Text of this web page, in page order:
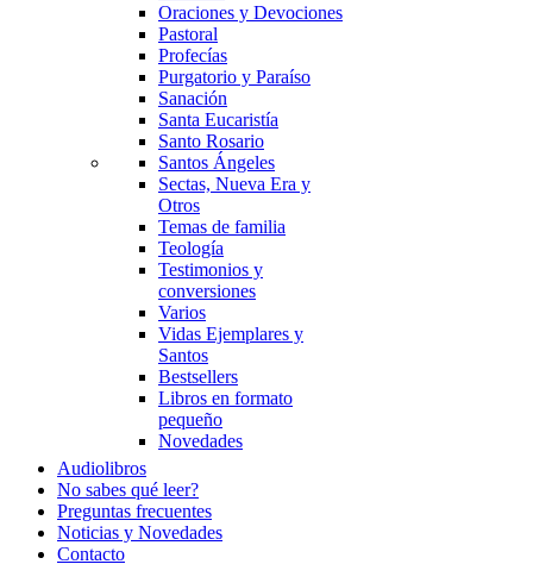
Oraciones y Devociones
Pastoral
Profecías
Purgatorio y Paraíso
Sanación
Santa Eucaristía
Santo Rosario
Santos Ángeles
Sectas, Nueva Era y
Otros
Temas de familia
Teología
Testimonios y
conversiones
Varios
Vidas Ejemplares y
Santos
Bestsellers
Libros en formato
pequeño
Novedades
Audiolibros
No sabes qué leer?
Preguntas frecuentes
Noticias y Novedades
Contacto